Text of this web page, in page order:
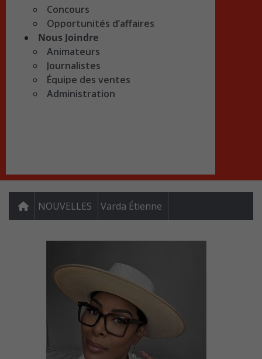
Concours
Opportunités d’affaires
Nous Joindre
Animateurs
Journalistes
Équipe des ventes
Administration
NOUVELLES Varda Étienne